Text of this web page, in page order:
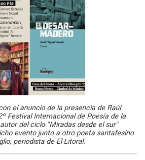
el anuncio de la presencia de Raúl
Festival Internacional de Poesía de la
del ciclo "Miradas desde el sur"
evento junto a otro poeta santafesino
periodista de El Litoral.